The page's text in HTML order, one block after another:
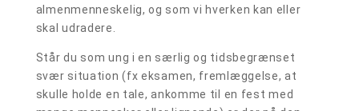
almenmenneskelig, og som vi hverken kan eller
skal udradere.
Står du som ung i en særlig og tidsbegrænset
svær situation (fx eksamen, fremlæggelse, at
skulle holde en tale, ankomme til en fest med